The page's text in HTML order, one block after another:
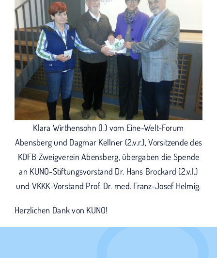
Klara Wirthensohn (l.) vom Eine-Welt-Forum
Abensberg und Dagmar Kellner (2.v.r.), Vorsitzende des
KDFB Zweigverein Abensberg, übergaben die Spende
an KUNO-Stiftungsvorstand Dr. Hans Brockard (2.v.l.)
und VKKK-Vorstand Prof. Dr. med. Franz-Josef Helmig.
Herzlichen Dank von KUNO!